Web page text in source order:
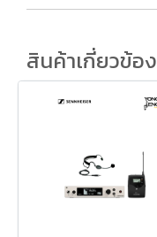
สินค้าเกี่ยวข้อง